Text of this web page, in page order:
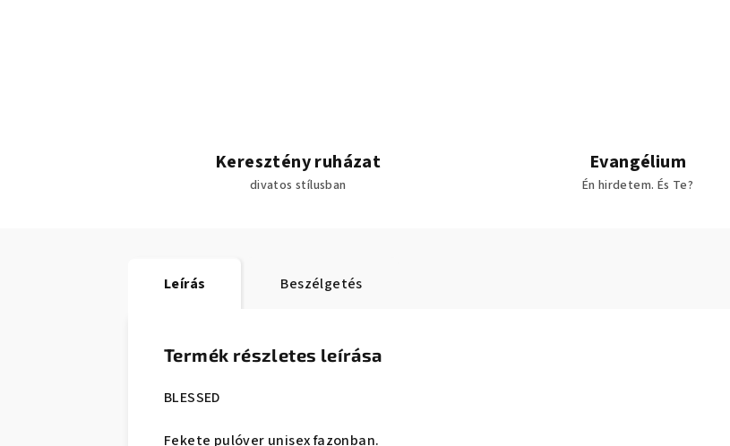
Keresztény ruházat
divatos stílusban
Evangélium
Én hirdetem. És Te?
Leírás Beszélgetés
Termék részletes leírása
BLESSED
Fekete pulóver unisex fazonban.